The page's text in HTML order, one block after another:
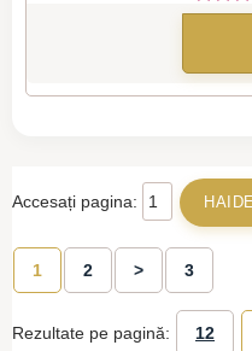
Accesați pagina:
1 2 > 3
Rezultate pe pagină: 12